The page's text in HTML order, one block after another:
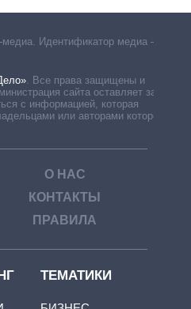
Идентификатор медиа –
. Все права защищены и
сайта оставляет за
с информацией, которая
или авторами которой
О НАС
КОНТАКТЫ
ПРАВИЛА
ТЕМАТИКИ